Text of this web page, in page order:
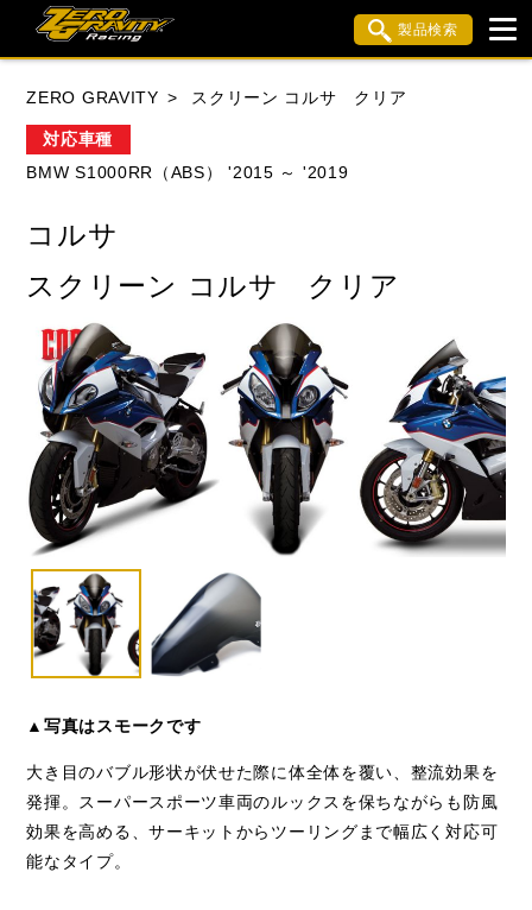
製品検索
閉じる
ZERO GRAVITY スクリーン コルサ クリア
対応車種
BMW S1000RR（ABS） '2015 ～ '2019
コルサ
スクリーン コルサ クリア
▲写真はスモークです
大き目のバブル形状が伏せた際に体全体を覆い、整流効果を
発揮。スーパースポーツ車両のルックスを保ちながらも防風
効果を高める、サーキットからツーリングまで幅広く対応可
能なタイプ。